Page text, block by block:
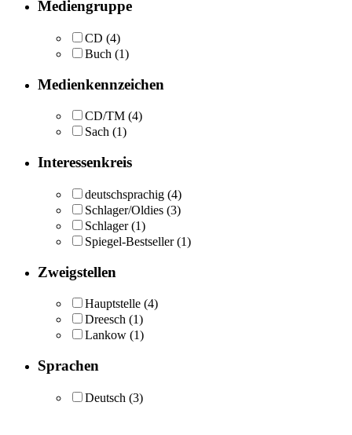
Mediengruppe
CD (4)
Buch (1)
Medienkennzeichen
CD/TM (4)
Sach (1)
Interessenkreis
deutschsprachig (4)
Schlager/Oldies (3)
Schlager (1)
Spiegel-Bestseller (1)
Zweigstellen
Hauptstelle (4)
Dreesch (1)
Lankow (1)
Sprachen
Deutsch (3)